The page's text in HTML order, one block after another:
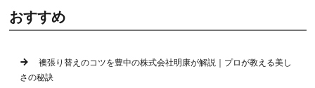
おすすめ
襖張り替えのコツを豊中の株式会社明康が解説｜プロが教える美し
さの秘訣